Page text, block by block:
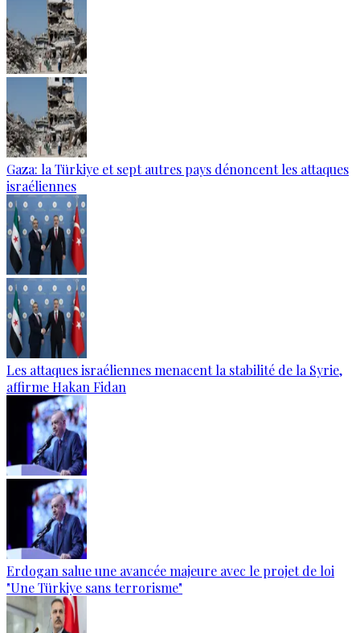
Gaza: la Türkiye et sept autres pays dénoncent les attaques
israéliennes
Les attaques israéliennes menacent la stabilité de la Syrie,
affirme Hakan Fidan
Erdogan salue une avancée majeure avec le projet de loi
"Une Türkiye sans terrorisme"